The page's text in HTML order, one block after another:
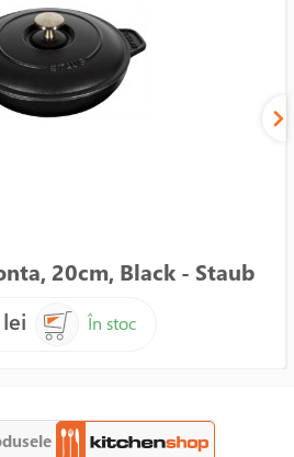
20cm, Black - Staub
În stoc